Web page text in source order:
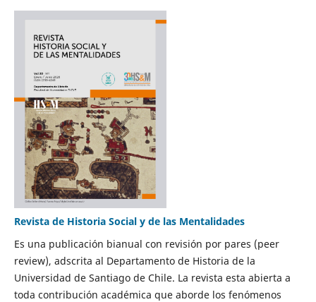
Revista de Historia Social y de las Mentalidades
Es una publicación bianual con revisión por pares (peer
review), adscrita al Departamento de Historia de la
Universidad de Santiago de Chile. La revista esta abierta a
toda contribución académica que aborde los fenómenos